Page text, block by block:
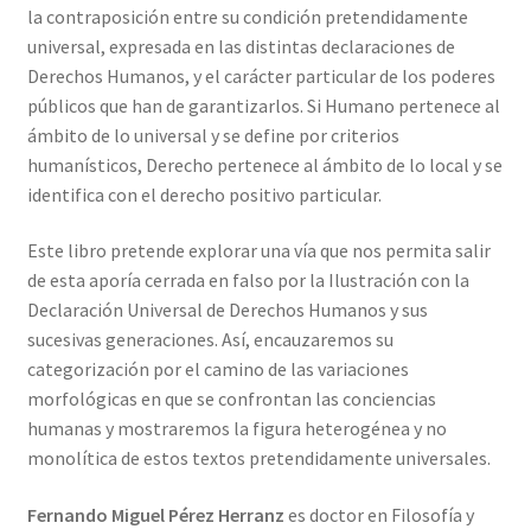
la contraposición entre su condición pretendidamente
universal, expresada en las distintas declaraciones de
Derechos Humanos, y el carácter particular de los poderes
públicos que han de garantizarlos. Si Humano pertenece al
ámbito de lo universal y se define por criterios
humanísticos, Derecho pertenece al ámbito de lo local y se
identifica con el derecho positivo particular.
Este libro pretende explorar una vía que nos permita salir
de esta aporía cerrada en falso por la Ilustración con la
Declaración Universal de Derechos Humanos y sus
sucesivas generaciones. Así, encauzaremos su
categorización por el camino de las variaciones
morfológicas en que se confrontan las conciencias
humanas y mostraremos la figura heterogénea y no
monolítica de estos textos pretendidamente universales.
Fernando Miguel Pérez Herranz es doctor en Filosofía y